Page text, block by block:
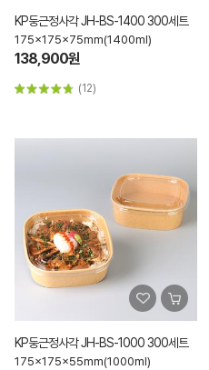
KP둥근정사각 JH-BS-1400 300세트
175x175x75mm(1400ml)
138,900원
(12)
KP둥근정사각 JH-BS-1000 300세트
175x175x55mm(1000ml)